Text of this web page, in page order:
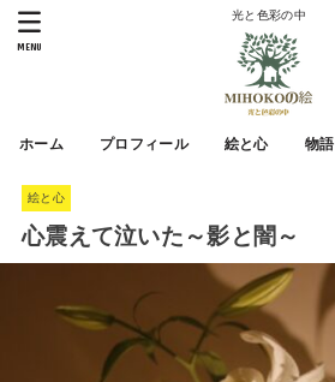
光と色彩の中
ホーム プロフィール 絵と心 物語
MENU
絵と心
心震えて泣いた～影と闇～